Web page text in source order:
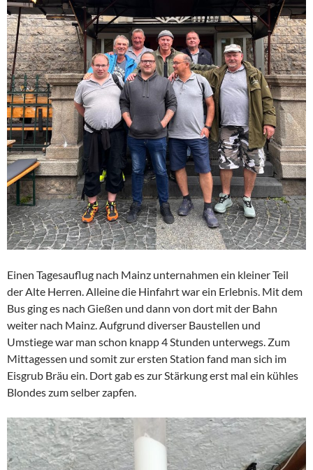
Einen Tagesauflug nach Mainz unternahmen ein kleiner Teil
der Alte Herren. Alleine die Hinfahrt war ein Erlebnis. Mit dem
Bus ging es nach Gießen und dann von dort mit der Bahn
weiter nach Mainz. Aufgrund diverser Baustellen und
Umstiege war man schon knapp 4 Stunden unterwegs. Zum
Mittagessen und somit zur ersten Station fand man sich im
Eisgrub Bräu ein. Dort gab es zur Stärkung erst mal ein kühles
Blondes zum selber zapfen.